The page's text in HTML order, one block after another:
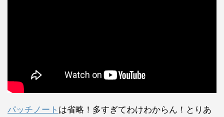
パッチノート は省略！多すぎてわけわからん！とりあ